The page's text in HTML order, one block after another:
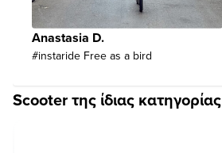
Anastasia D.
#instaride Free as a bird
Scooter της ίδιας κατηγορίας